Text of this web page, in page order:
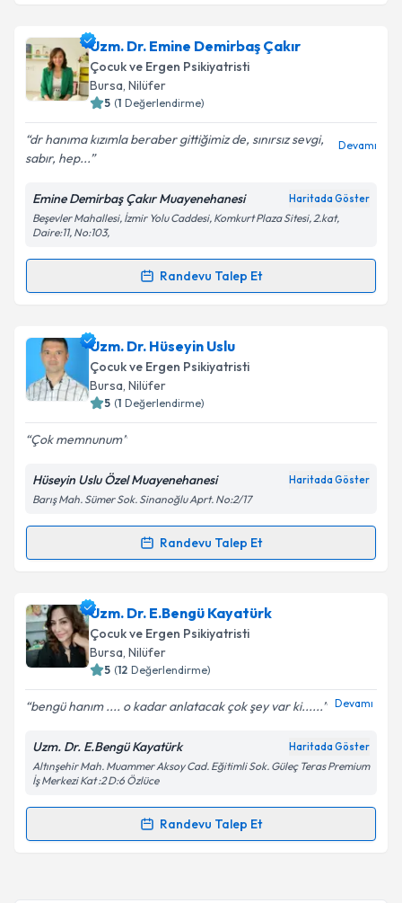
Prof. Dr. Ayten Erdoğaniçin randevu takvimi talebi
oluşturun. Size bu uzmandan randevu almanız için bir
takvim hazırlandığında e-posta ile bilgilendireceğiz.
Kişisel verilerimin işlenmesine ilişkin
Aydınlatma
Metni'ni okudum ve kişisel verilerimin belirtilen
kapsamda işlenmesini kabul ediyorum.
Takvim Talebini Gönder
Uzm. Dr. Emine Demirbaş Çakır
Çocuk ve Ergen Psikiyatristi
Bursa, Nilüfer
5 (1 Değerlendirme)
dr hanıma kızımla beraber gittiğimiz de, sınırsız sevgi,
sabır, hep...
Devamı
Emine Demirbaş Çakır Muayenehanesi Haritada Göster
Beşevler Mahallesi, İzmir Yolu Caddesi, Komkurt Plaza Sitesi, 2.kat,
Daire:11, No:103,
Randevu Talep Et
Randevu Takvimi Talebi
Uzm. Dr. Emine Demirbaş Çakır
takvimi talebi oluşturun. Size bu uzmandan randevu
almanız için bir takvim hazırlandığında e-posta ile
bilgilendireceğiz.
E-posta Adresiniz
Kişisel verilerimin işlenmesine ilişkinAydınlatma
'ni okudum ve kişisel verilerimin belirtilen
kapsamda işlenmesini kabul ediyorum.
Takvim Talebini Gönder
Uzm. Dr. Hüseyin Uslu
Çocuk ve Ergen Psikiyatristi
Bursa, Nilüfer
5 (1 Değerlendirme)
Çok memnunum
Hüseyin Uslu Özel Muayenehanesi Haritada Göster
Barış Mah. Sümer Sok. Sinanoğlu Aprt. No:2/17
Randevu Talep Et
Randevu Takvimi Talebi
Uzm. Dr. Hüseyin Usluiçin randevu takvimi talebi
oluşturun. Size bu uzmandan randevu almanız için bir
takvim hazırlandığında e-posta ile bilgilendireceğiz.
Kişisel verilerimin işlenmesine ilişkinAydınlatma
Metni'ni okudum ve kişisel verilerimin belirtilen
kapsamda işlenmesini kabul ediyorum.
Uzm. Dr. E.Bengü Kayatürk
Çocuk ve Ergen Psikiyatristi
Bursa, Nilüfer
5 (12 Değerlendirme)
bengü hanım .... o kadar anlatacak çok şey var ki...... Devamı
Uzm. Dr. E.Bengü Kayatürk Haritada Göster
Altınşehir Mah. Muammer Aksoy Cad. Eğitimli Sok. Güleç Teras Premium
İş Merkezi Kat :2 D:6 Özlüce
Randevu Talep Et
Randevu Takvimi Talebi